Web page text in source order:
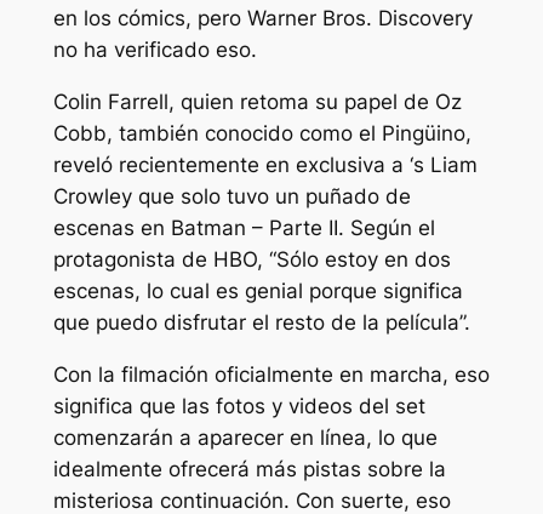
en los cómics, pero Warner Bros. Discovery
no ha verificado eso.
Colin Farrell, quien retoma su papel de Oz
Cobb, también conocido como el Pingüino,
reveló recientemente en exclusiva a ‘s Liam
Crowley que solo tuvo un puñado de
escenas en Batman – Parte II. Según el
protagonista de HBO, “Sólo estoy en dos
escenas, lo cual es genial porque significa
que puedo disfrutar el resto de la película”.
Con la filmación oficialmente en marcha, eso
significa que las fotos y videos del set
comenzarán a aparecer en línea, lo que
idealmente ofrecerá más pistas sobre la
misteriosa continuación. Con suerte, eso